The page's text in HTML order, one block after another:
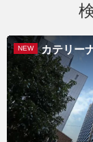
NEW カテリー